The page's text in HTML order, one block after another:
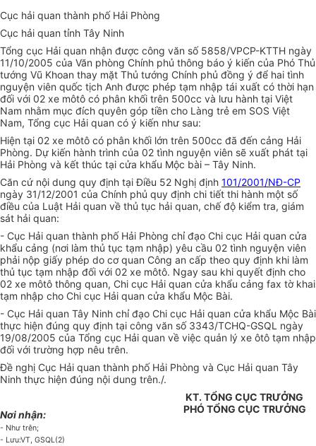
Cục hải quan thành phố Hải Phòng
Cục hải quan tỉnh Tây Ninh
Tổng cục Hải quan nhận được công văn số 5858/VPCP-KTTH ngày
11/10/2005 của Văn phòng Chính phủ thông báo ý kiến của Phó Thủ
tướng Vũ Khoan thay mặt Thủ tướng Chính phủ đồng ý để hai tình
nguyện viên quốc tịch Anh được phép tạm nhập tái xuất có thời hạn
đối với 02 xe môtô có phân khối trên 500cc và lưu hành tại Việt
Nam nhằm mục đích quyên góp tiền cho Làng trẻ em SOS Việt
Nam, Tổng cục Hải quan có ý kiến như sau:
Hiện tại 02 xe môtô có phân khối lớn trên 500cc đã đến cảng Hải
Phòng. Dự kiến hành trình của 02 tình nguyện viên sẽ xuất phát tại
Hải Phòng và kết thúc tại cửa khẩu Mộc bài – Tây Ninh.
Căn cứ nội dung quy định tại Điều 52 Nghị định 101/2001/NĐ-CP
ngày 31/12/2001 của Chính phủ quy định chi tiết thi hành một số
điều của Luật Hải quan về thủ tục hải quan, chế độ kiểm tra, giám
sát hải quan:
- Cục Hải quan thành phố Hải Phòng chỉ đạo Chi cục Hải quan cửa
khẩu cảng (nơi làm thủ tục tạm nhập) yêu cầu 02 tình nguyện viên
phải nộp giấy phép do cơ quan Công an cấp theo quy định khi làm
thủ tục tạm nhập đối với 02 xe môtô. Ngay sau khi quyết định cho
02 xe môtô thông quan, Chi cục Hải quan cửa khẩu cảng fax tờ khai
tạm nhập cho Chi cục Hải quan cửa khẩu Mộc Bài.
- Cục Hải quan Tây Ninh chỉ đạo Chi cục Hải quan cửa khẩu Mộc Bài
thực hiện đúng quy định tại công văn số 3343/TCHQ-GSQL ngày
19/08/2005 của Tổng cục Hải quan về việc quản lý xe ôtô tạm nhập
đối với trường hợp nêu trên.
Đề nghị Cục Hải quan thành phố Hải Phòng và Cục Hải quan Tây
Ninh thực hiện đúng nội dung trên./.
Nơi nhận:
- Như trên;
- Lưu:VT, GSQL(2)
KT. TỔNG CỤC TRƯỞNG
PHÓ TỔNG CỤC TRƯỞNG